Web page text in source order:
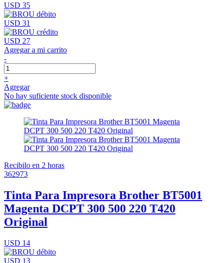
USD 35
USD 31
USD 27
Agregar a mi carrito
-
+
Agregar
No hay suficiente stock disponible
Recibilo en 2 horas
362973
Tinta Para Impresora Brother BT5001
Magenta DCPT 300 500 220 T420
Original
USD 14
USD 13